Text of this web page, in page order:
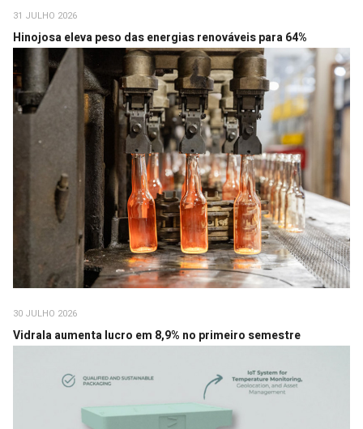
31 JULHO 2026
Hinojosa eleva peso das energias renováveis para 64%
30 JULHO 2026
Vidrala aumenta lucro em 8,9% no primeiro semestre